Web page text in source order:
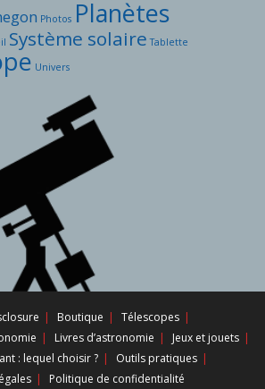
Photos Planètes
Système solaire Tablette
Univers
Boutique
Télescopes
Livres d’astronomie
Jeux et jouets
: lequel choisir ?
Outils pratiques
Politique de confidentialité